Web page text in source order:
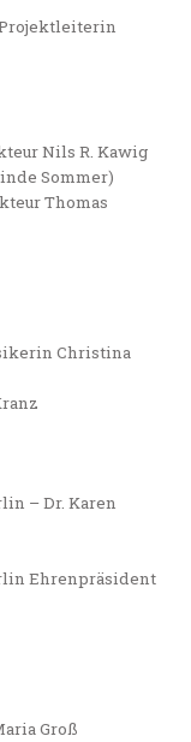
Nils R. Kawig
Sommer)
Thomas
Christina
– Dr. Karen
Ehrenpräsident
Groß